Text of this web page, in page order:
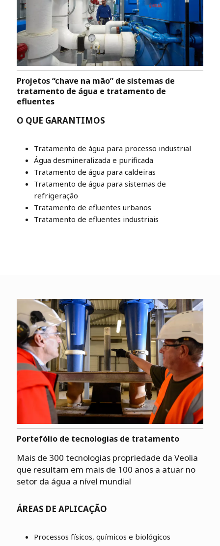
Projetos “chave na mão” de sistemas de
tratamento de água e tratamento de
efluentes
O QUE GARANTIMOS
Tratamento de água para processo industrial
Água desmineralizada e purificada
Tratamento de água para caldeiras
Tratamento de água para sistemas de
refrigeração
Tratamento de efluentes urbanos
Tratamento de efluentes industriais
Portefólio de tecnologias de tratamento
Mais de 300 tecnologias propriedade da Veolia
que resultam em mais de 100 anos a atuar no
setor da água a nível mundial
ÁREAS DE APLICAÇÃO
Processos físicos, químicos e biológicos